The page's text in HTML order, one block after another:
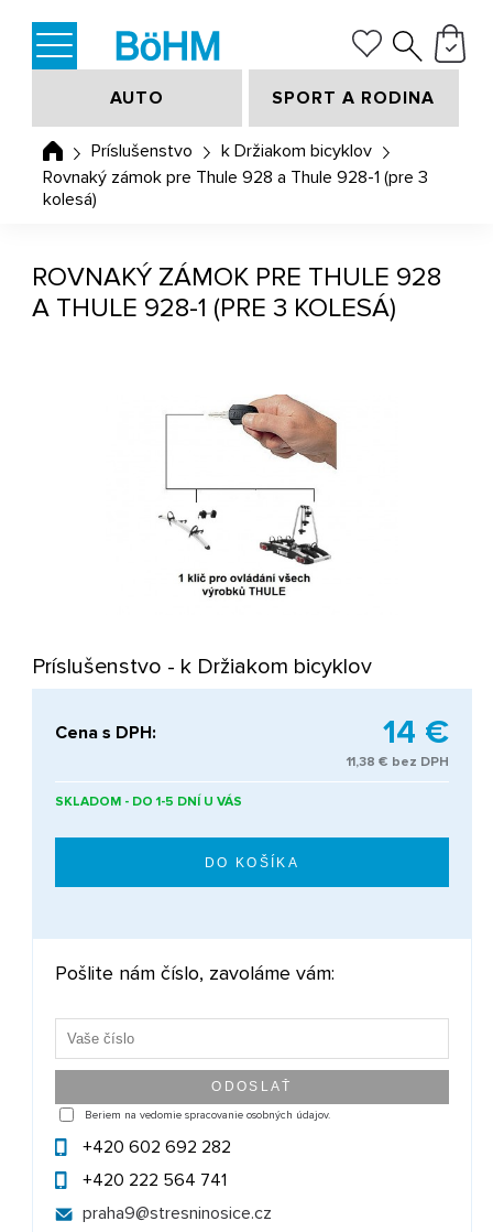
AUTO SPORT A RODINA
Príslušenstvo
k Držiakom bicyklov
Rovnaký zámok pre Thule 928 a Thule 928-1 (pre 3
kolesá)
ROVNAKÝ ZÁMOK PRE THULE 928
A THULE 928-1 (PRE 3 KOLESÁ)
Príslušenstvo - k Držiakom bicyklov
Cena s DPH: 14 €
11,38 € bez DPH
SKLADOM - DO 1-5 DNÍ U VÁS
Pošlite nám číslo, zavoláme vám:
Beriem na vedomie spracovanie osobných údajov.
+420 602 692 282
+420 222 564 741
praha9@stresninosice.cz